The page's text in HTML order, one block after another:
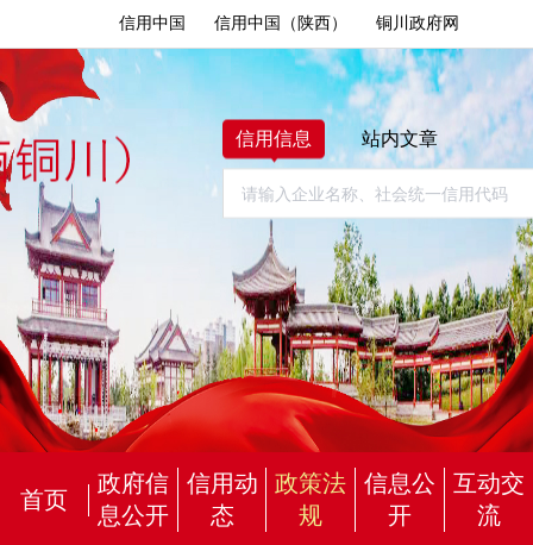
信用中国 信用中国（陕西） 铜川政府网
信用信息 站内文章
首页
政府信
息公开
信用动
态
政策法
规
信息公
开
互动交
流